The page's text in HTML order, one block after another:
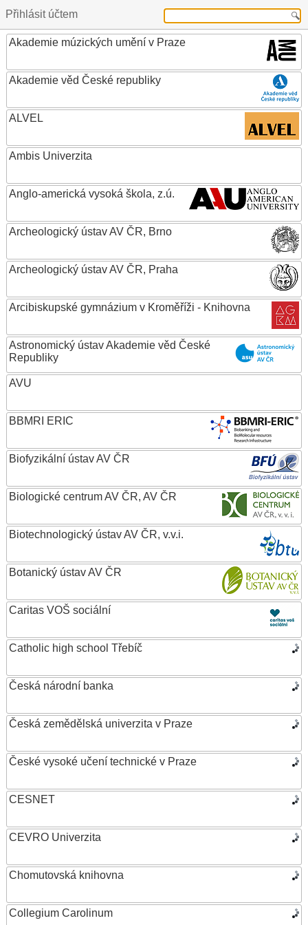
Přihlásit účtem
Akademie múzických umění v Praze
Akademie věd České republiky
ALVEL
Ambis Univerzita
Anglo-americká vysoká škola, z.ú.
Archeologický ústav AV ČR, Brno
Archeologický ústav AV ČR, Praha
Arcibiskupské gymnázium v Kroměříži - Knihovna
Astronomický ústav Akademie věd České
Republiky
AVU
BBMRI ERIC
Biofyzikální ústav AV ČR
Biologické centrum AV ČR, AV ČR
Biotechnologický ústav AV ČR, v.v.i.
Botanický ústav AV ČR
Caritas VOŠ sociální
Catholic high school Třebíč
Česká národní banka
Česká zemědělská univerzita v Praze
České vysoké učení technické v Praze
CESNET
CEVRO Univerzita
Chomutovská knihovna
Collegium Carolinum